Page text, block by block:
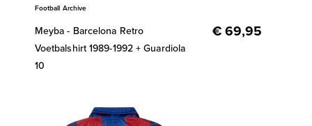
Football Archive
Meyba - Barcelona Retro
Voetbalshirt 1989-1992 + Guardiola
10
€ 69,95